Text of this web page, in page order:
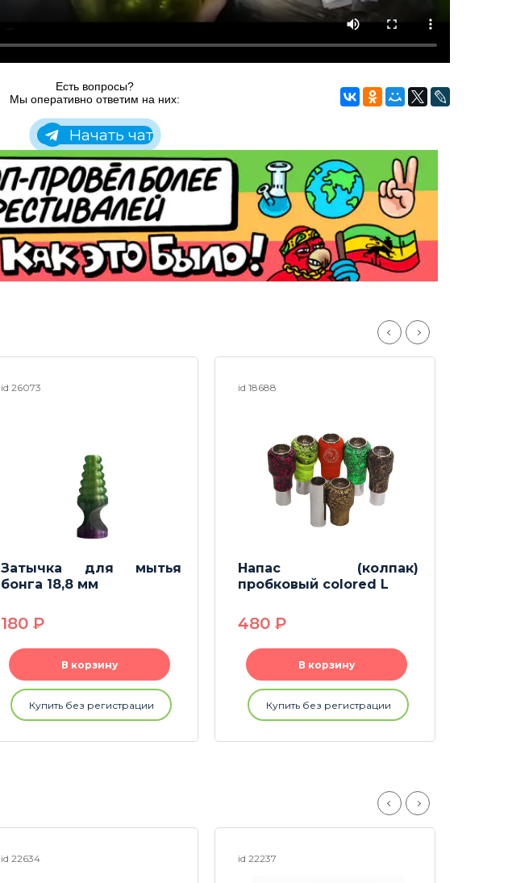
Есть вопросы?
Мы оперативно ответим на них:
Начать чат
id 26073
Затычка для мытья
бонга 18,8 мм
180 P
В корзину
Купить без регистрации
id 18688
Напас (колпак)
пробковый colored L
480 P
В корзину
Купить без регистрации
id 22634 id 22237